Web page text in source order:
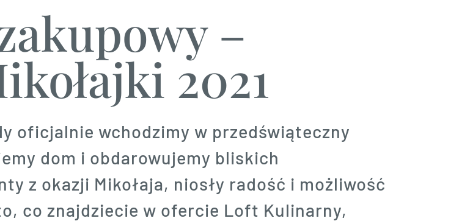
–
2021
oficjalnie wchodzimy w przedświąteczny
dom i obdarowujemy bliskich
z okazji Mikołaja, niosły radość i możliwość
co znajdziecie w ofercie Loft Kulinarny,